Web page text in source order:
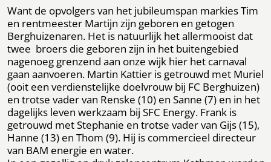
Want de opvolgers van het jubileumspan markies Tim
en rentmeester Martijn zijn geboren en getogen
Berghuizenaren. Het is natuurlijk het allermooist dat
twee broers die geboren zijn in het buitengebied
nagenoeg grenzend aan onze wijk hier het carnaval
gaan aanvoeren. Martin Kattier is getrouwd met Muriel
(ooit een verdienstelijke doelvrouw bij FC Berghuizen)
en trotse vader van Renske (10) en Sanne (7) en in het
dagelijks leven werkzaam bij SFC Energy. Frank is
getrouwd met Stephanie en trotse vader van Gijs (15),
Hanne (13) en Thom (9). Hij is commercieel directeur
van BAM energie en water.